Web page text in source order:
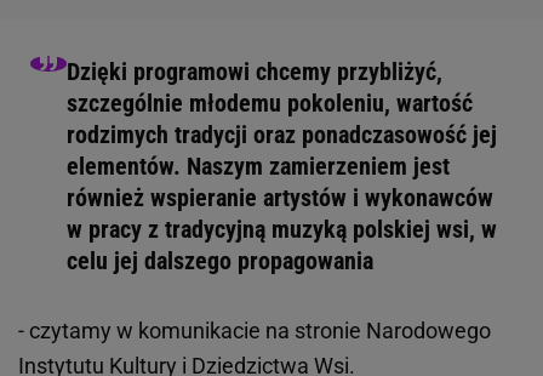
Dzięki programowi chcemy przybliżyć,
szczególnie młodemu pokoleniu, wartość
rodzimych tradycji oraz ponadczasowość jej
elementów. Naszym zamierzeniem jest
również wspieranie artystów i wykonawców
w pracy z tradycyjną muzyką polskiej wsi, w
celu jej dalszego propagowania
- czytamy w komunikacie na stronie Narodowego
Instytutu Kultury i Dziedzictwa Wsi.